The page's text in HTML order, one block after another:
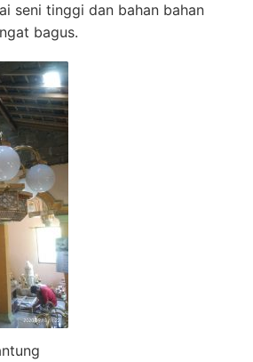
seni tinggi dan bahan bahan
bagus.